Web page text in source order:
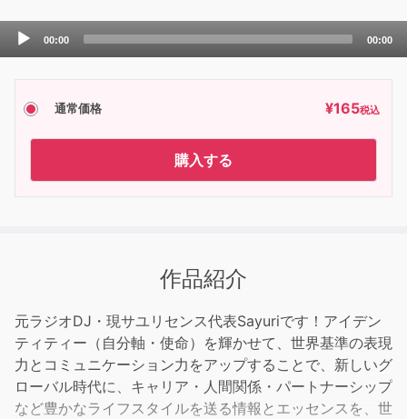
Audio
00:00 00:00
通常価格 ¥165税込
購入する
作品紹介
元ラジオDJ・現サユリセンス代表Sayuriです！アイデン
ティティー（自分軸・使命）を輝かせて、世界基準の表現
力とコミュニケーション力をアップすることで、新しいグ
ローバル時代に、キャリア・人間関係・パートナーシップ
など豊かなライフスタイルを送る情報とエッセンスを、世